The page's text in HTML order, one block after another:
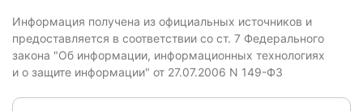
Информация получена из официальных источников и
предоставляется в соответствии со ст. 7 Федерального
закона "Об информации, информационных технологиях
и о защите информации" от 27.07.2006 N 149-ФЗ